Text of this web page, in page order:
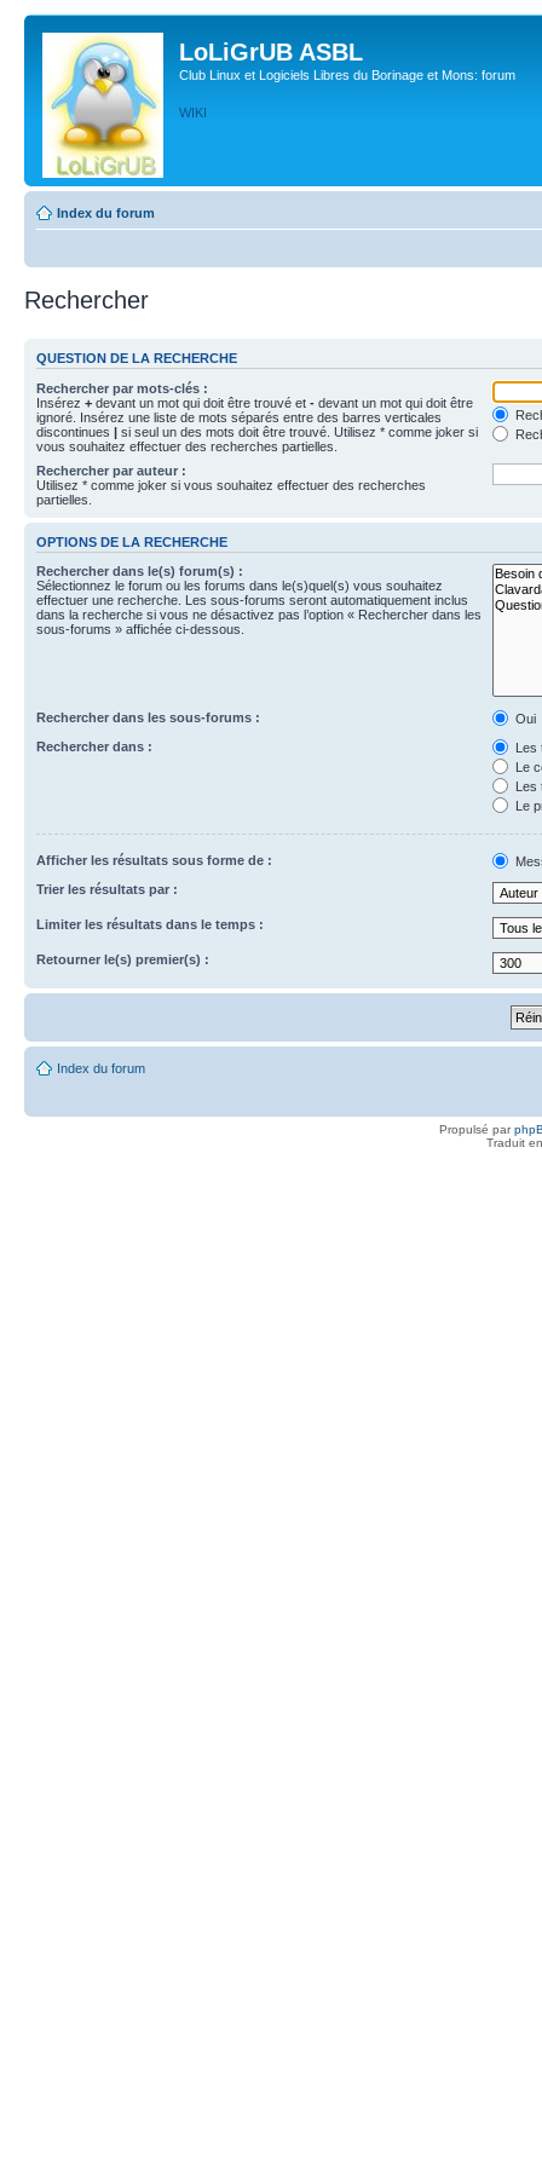
LoLiGrUB ASBL
Club Linux et Logiciels Libres du Borinage et Mons: forum
WIKI
Index du forum
Rechercher
QUESTION DE LA RECHERCHE
Rechercher par mots-clés :
Insérez + devant un mot qui doit être trouvé et - devant un mot qui doit être
ignoré. Insérez une liste de mots séparés entre des barres verticales
discontinues | si seul un des mots doit être trouvé. Utilisez * comme joker si
vous souhaitez effectuer des recherches partielles.
Rechercher par auteur :
Utilisez * comme joker si vous souhaitez effectuer des recherches
partielles.
OPTIONS DE LA RECHERCHE
Rechercher dans le(s) forum(s) :
Sélectionnez le forum ou les forums dans le(s)quel(s) vous souhaitez
effectuer une recherche. Les sous-forums seront automatiquement inclus
dans la recherche si vous ne désactivez pas l’option « Rechercher dans les
sous-forums » affichée ci-dessous.
Rechercher dans les sous-forums :
Oui
Rechercher dans :
Les
Le
Les
Le
Afficher les résultats sous forme de :
Trier les résultats par :
Limiter les résultats dans le temps :
Retourner le(s) premier(s) :
Index du forum
Propulsé par
Traduit